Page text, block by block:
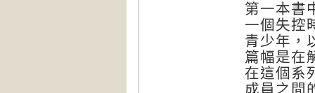
第一本書
一個失控
青少年，
篇幅是在
在這個系
成員之間